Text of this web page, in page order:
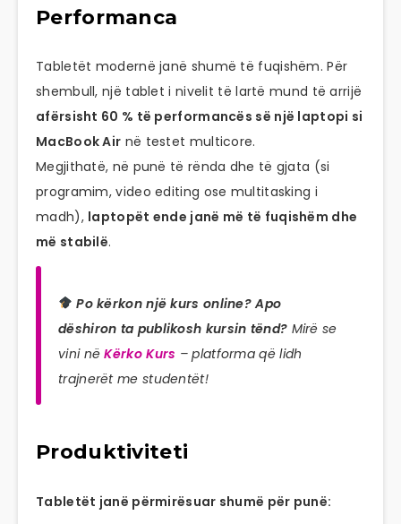
Performanca
Tabletët modernë janë shumë të fuqishëm. Për
shembull, një tablet i nivelit të lartë mund të arrijë
afërsisht 60 % të performancës së një laptopi si
MacBook Air në testet multicore.
Megjithatë, në punë të rënda dhe të gjata (si
programim, video editing ose multitasking i
madh), laptopët ende janë më të fuqishëm dhe
më stabilë.
Po kërkon një kurs online? Apo
dëshiron ta publikosh kursin tënd? Mirë se
vini nëKërko Kurs – platforma që lidh
trajnerët me studentët!
Produktiviteti
Tabletët janë përmirësuar shumë për punë: